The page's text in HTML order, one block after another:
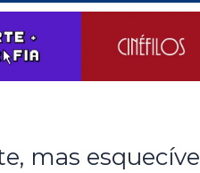
mas esquecível